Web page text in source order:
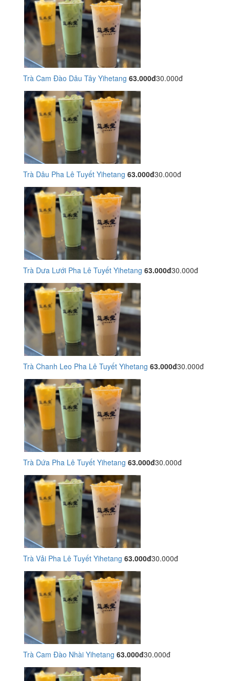
Trà Cam Đào Dâu Tây Yihetang 63.000đ30.000đ
Trà Dâu Pha Lê Tuyết Yihetang 63.000đ30.000đ
Trà Dưa Lưới Pha Lê Tuyết Yihetang 63.000đ30.000đ
Trà Chanh Leo Pha Lê Tuyết Yihetang 63.000đ30.000đ
Trà Dứa Pha Lê Tuyết Yihetang 63.000đ30.000đ
Trà Vải Pha Lê Tuyết Yihetang 63.000đ30.000đ
Trà Cam Đào Nhài Yihetang 63.000đ30.000đ